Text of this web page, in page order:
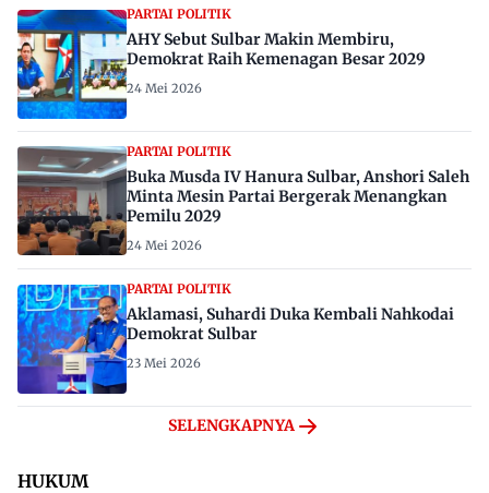
PARTAI POLITIK
AHY Sebut Sulbar Makin Membiru,
Demokrat Raih Kemenagan Besar 2029
24 Mei 2026
PARTAI POLITIK
Buka Musda IV Hanura Sulbar, Anshori Saleh
Minta Mesin Partai Bergerak Menangkan
Pemilu 2029
24 Mei 2026
PARTAI POLITIK
Aklamasi, Suhardi Duka Kembali Nahkodai
Demokrat Sulbar
23 Mei 2026
SELENGKAPNYA
HUKUM